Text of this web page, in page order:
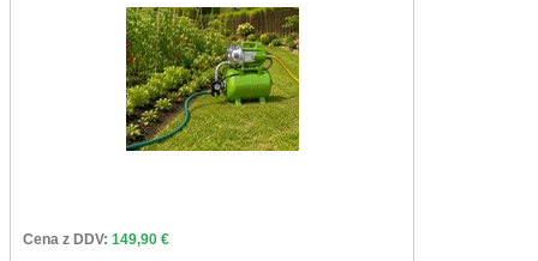
Cena z DDV: 149,90 €